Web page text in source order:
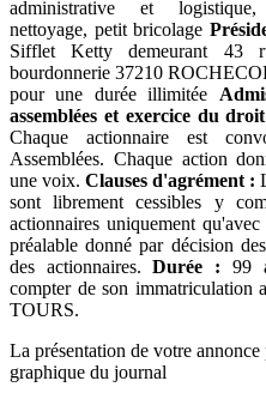
administrative et logistique,
nettoyage, petit bricolage
Sifflet Ketty demeurant 43
bourdonnerie 37210
pour une durée illimitée
assemblées et exercice du
Chaque actionnaire est
Assemblées. Chaque action
une voix. Clauses d'agrément :
sont librement cessibles y
actionnaires uniquement qu'avec
préalable donné par décision
des actionnaires.Durée : 99
compter de son immatriculation
TOURS.
La présentation de votre
graphique du journal